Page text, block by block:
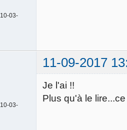
10-03-
11-09-2017
10-03-
Je l'ai !!
Plus qu'à le